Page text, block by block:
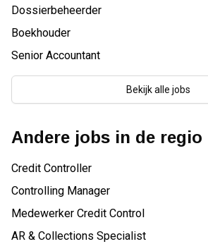
Dossierbeheerder
Boekhouder
Senior Accountant
Bekijk alle jobs
Andere jobs in de regio
Credit Controller
Controlling Manager
Medewerker Credit Control
AR & Collections Specialist